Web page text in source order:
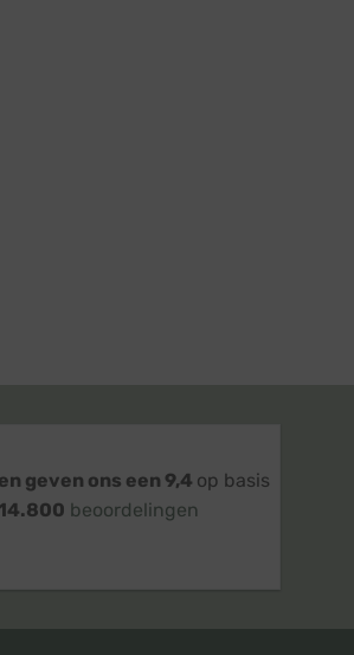
geven ons een 9,4 op basis
beoordelingen